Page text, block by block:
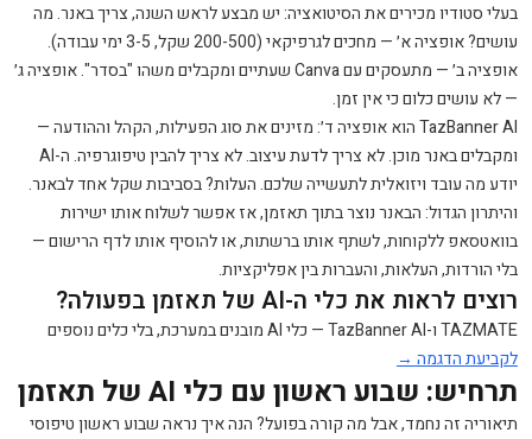
בעלי סטודיו מכירים את הסיטואציה: יש מבצע לראש השנה, צריך באנר. מה
עושים? אופציה א׳ — מחכים לגרפיקאי (200-500 שקל, 3-5 ימי עבודה).
אופציה ב׳ — מתעסקים עם Canva שעתיים ומקבלים משהו "בסדר". אופציה ג׳
— לא עושים כלום כי אין זמן.
TazBanner AI הוא אופציה ד׳: מזינים את סוג הפעילות, הקהל וההודעה —
ומקבלים באנר מוכן. לא צריך לדעת עיצוב. לא צריך להבין טיפוגרפיה. ה-AI
יודע מה עובד ויזואלית לתעשייה שלכם. העלות? בסביבות שקל אחד לבאנר.
והיתרון הגדול: הבאנר נוצר בתוך תאזמן, אז אפשר לשלוח אותו ישירות
בוואטסאפ ללקוחות, לשתף אותו ברשתות, או להוסיף אותו לדף הרישום —
בלי הורדות, העלאות, והעברות בין אפליקציות.
רוצים לראות את כלי ה-AI של תאזמן בפעולה?
TAZMATE ו-TazBanner AI — כלי AI מובנים במערכת, בלי כלים נוספים
לקביעת הדגמה →
תרחיש: שבוע ראשון עם כלי AI של תאזמן
תיאוריה זה נחמד, אבל מה קורה בפועל? הנה איך נראה שבוע ראשון טיפוסי